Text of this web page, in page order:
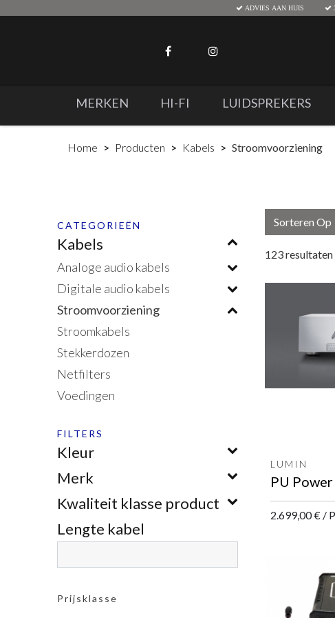
ADVIES AAN HUIS
MERKEN HI-FI LUIDSPREKERS
Home Producten Kabels Stroomvoorziening
CATEGORIEËN
Kabels
Analoge audio kabels
Digitale audio kabels
Stroomvoorziening
Stroomkabels
Stekkerdozen
Netfilters
Voedingen
FILTERS
Kleur
Merk
Kwaliteit klasse product
Lengte kabel
Prijsklasse
Sorteren Op
123resultaten
LUMIN
PU
2.699,00€ /